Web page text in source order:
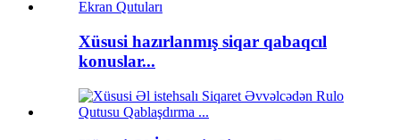
Xüsusi hazırlanmış siqar qabaqcıl
konuslar...